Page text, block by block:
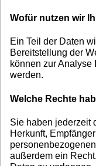
Wofür nutzen wir
Ein Teil der Daten
Bereitstellung der
können zur Analyse
werden.
Welche Rechte
Sie haben jederzeit
Herkunft,
außerdem ein